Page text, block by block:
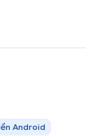
Android